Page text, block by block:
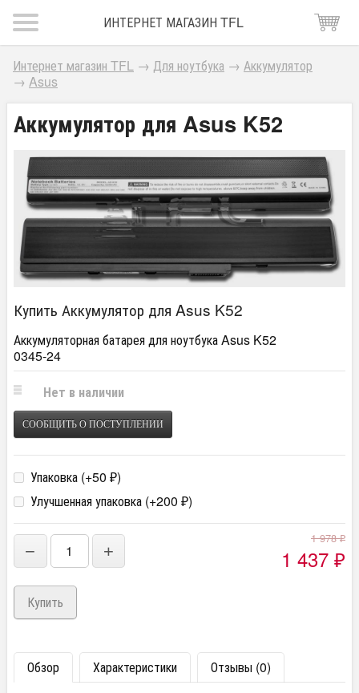
ИНТЕРНЕТ МАГАЗИН TFL
Интернет магазин TFL → Для ноутбука → Аккумулятор
→ Asus
Аккумулятор для Asus K52
Купить Аккумулятор для Asus K52
Аккумуляторная батарея для ноутбука Asus K52
0345-24
Нет в наличии
СООБЩИТЬ О ПОСТУПЛЕНИИ
Упаковка (+50 ₽)
Улучшенная упаковка (+200 ₽)
− +
1 978₽
1 437 ₽
Обзор Характеристики
Отзывы (0)